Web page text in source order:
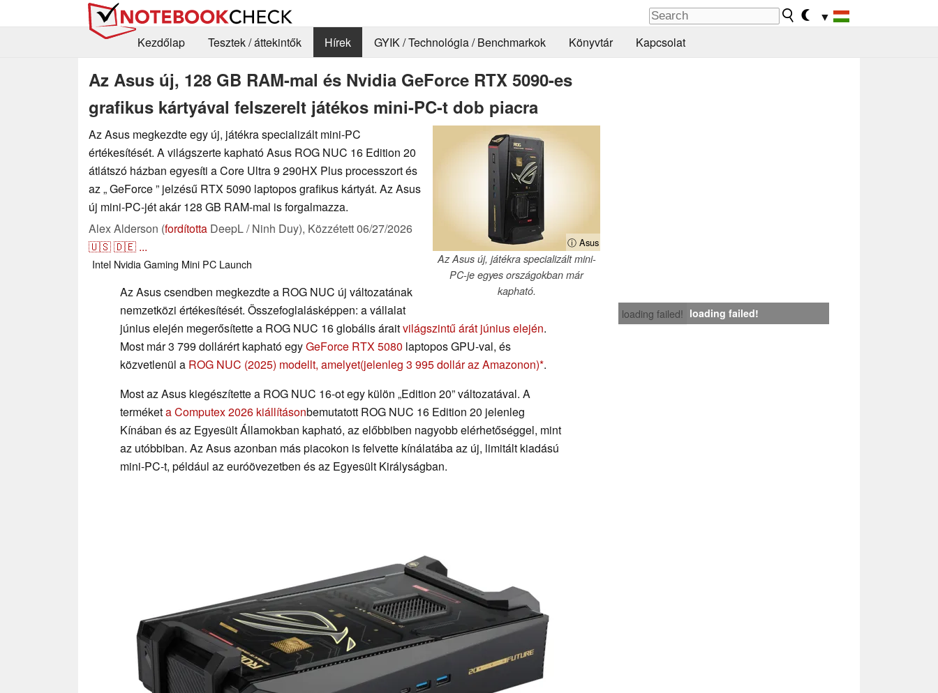
▼
Kezdőlap
Tesztek / áttekintők Hírek GYIK / Technológia / Benchmarkok Könyvtár Kapcsolat
Az Asus új, 128 GB RAM-mal és Nvidia GeForce RTX 5090-es
grafikus kártyával felszerelt játékos mini-PC-t dob piacra
ⓘ Asus
Az Asus új, játékra specializált mini-
PC-je egyes országokban már
kapható.
Az Asus megkezdte egy új, játékra specializált mini-PC
értékesítését. A világszerte kapható Asus ROG NUC 16 Edition 20
átlátszó házban egyesíti a Core Ultra 9 290HX Plus processzort és
az „ GeForce ” jelzésű RTX 5090 laptopos grafikus kártyát. Az Asus
új mini-PC-jét akár 128 GB RAM-mal is forgalmazza.
Alex Alderson (fordította DeepL / Ninh Duy), Közzétett06/27/2026
🇺🇸🇩🇪 ...
Intel NvidiaGaming Mini PC Launch
loading failed! loading failed!
Az Asus csendben megkezdte a ROG NUC új változatának
nemzetközi értékesítését. Összefoglalásképpen: a vállalat
június elején megerősítette a ROG NUC 16 globális áraitvilágszintű árát június elején.
Most már 3 799 dollárért kapható egyGeForce RTX 5080 laptopos GPU-val, és
közvetlenül a ROG NUC (2025) modellt, amelyet(jelenleg 3 995 dollár az Amazonon) .
Most az Asus kiegészítette a ROG NUC 16-ot egy külön „Edition 20” változatával. A
terméketa Computex 2026 kiállításonbemutatott ROG NUC 16 Edition 20 jelenleg
Kínában és az Egyesült Államokban kapható, az előbbiben nagyobb elérhetőséggel, mint
az utóbbiban. Az Asus azonban más piacokon is felvette kínálatába az új, limitált kiadású
mini-PC-t, például az euróövezetben és az Egyesült Királyságban.